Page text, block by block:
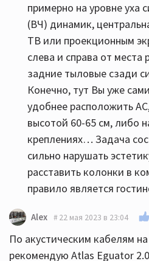
примерно на уровне уха
(ВЧ) динамик,
ТВ или проекционным
слева и справа от
задние тыловые сзади
Конечно, тут Вы уже
удобнее расположить
высотой 60-65 см, либо
креплениях… Задача
сильно нарушать
расставить колонки в
правило является
Alex 22 мая 2023 в 23:04
По акустическим кабелям
рекомендую Atlas Eguator